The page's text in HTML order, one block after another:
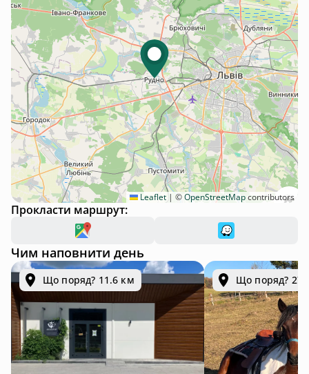
Leaflet | ©OpenStreetMapcontributors
Прокласти маршрут:
Чим наповнити день
Що поряд? 11.6 км Що поряд?